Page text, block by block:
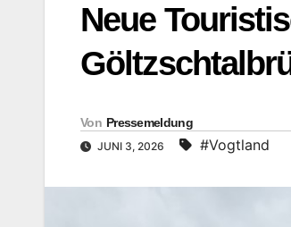
Neue
Von Pressemeldung
JUNI 3, 2026 #Vogtland